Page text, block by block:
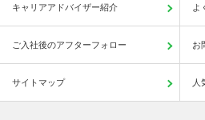
キャリアアドバイザー紹介 よ
ご入社後のアフターフォロー お
サイトマップ 人